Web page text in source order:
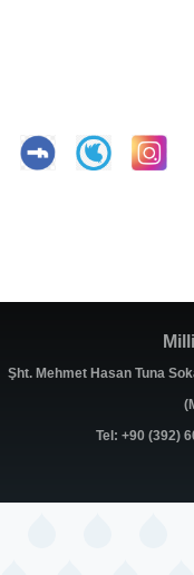
Şht. Mehmet Hasan Tuna
Tel: +90 (392)